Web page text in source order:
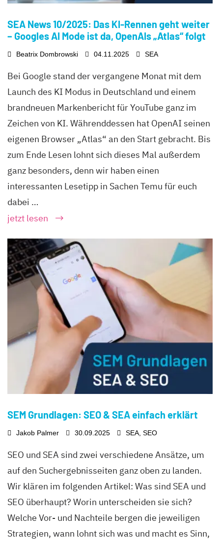
SEA News 10/2025: Das KI-Rennen geht weiter
– Googles AI Mode ist da, OpenAIs „Atlas“ folgt
Beatrix Dombrowski 04.11.2025 SEA
Bei Google stand der vergangene Monat mit dem
Launch des KI Modus in Deutschland und einem
brandneuen Markenbericht für YouTube ganz im
Zeichen von KI. Währenddessen hat OpenAI seinen
eigenen Browser „Atlas“ an den Start gebracht. Bis
zum Ende Lesen lohnt sich dieses Mal außerdem
ganz besonders, denn wir haben einen
interessanten Lesetipp in Sachen Temu für euch
dabei …
jetzt lesen
SEM Grundlagen: SEO & SEA einfach erklärt
Jakob Palmer 30.09.2025 SEA SEO
SEO und SEA sind zwei verschiedene Ansätze, um
auf den Suchergebnisseiten ganz oben zu landen.
Wir klären im folgenden Artikel: Was sind SEA und
SEO überhaupt? Worin unterscheiden sie sich?
Welche Vor- und Nachteile bergen die jeweiligen
Strategien, wann lohnt sich was und macht es Sinn,